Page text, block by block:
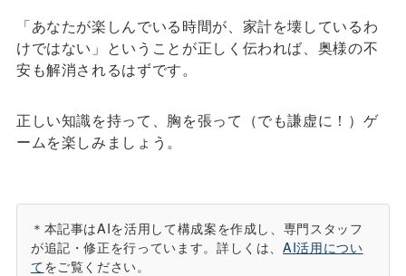
「あなたが楽しんでいる時間が、家計を壊しているわ
けではない」ということが正しく伝われば、奥様の不
安も解消されるはずです。
正しい知識を持って、胸を張って（でも謙虚に！）ゲ
ームを楽しみましょう。
＊本記事はAIを活用して構成案を作成し、専門スタッフ
が追記・修正を行っています。詳しくは、AI活用につい
てをご覧ください。